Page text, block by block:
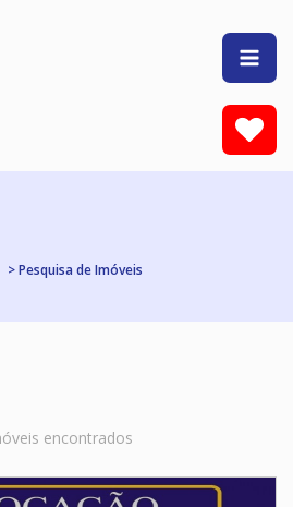
> Pesquisa de Imóveis
encontrados